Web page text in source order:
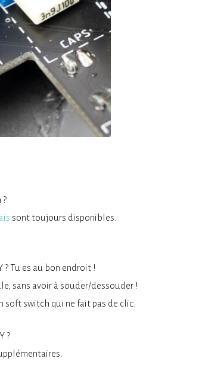
sont toujours disponibles.
Tu es au bon endroit !
sans avoir à souder/dessouder !
soft switch qui ne fait pas de clic.
?